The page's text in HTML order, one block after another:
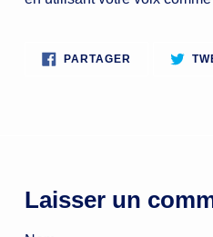
PARTAGER PARTAGER
SUR
Laisser un